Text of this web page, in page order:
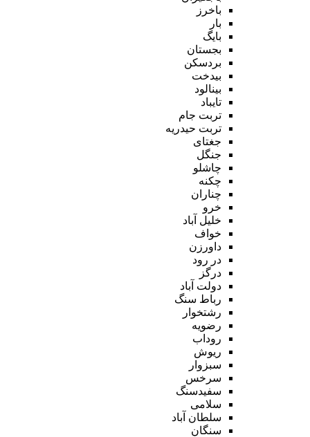
باخرز
بار
بایگ
بجستان
بردسکن
بیدخت
بینالود
تایباد
تربت جام
تربت حیدریه
جغتای
جنگل
چاشلو
چکنه
چناران
خرو
خلیل آباد
خواف
داورزن
در رود
درگز
دولت آباد
رباط سنگ
رشتخوار
رضویه
روداب
ریوش
سبزوار
سرخس
سفیدسنگ
سلامی
سلطان آباد
سنگان